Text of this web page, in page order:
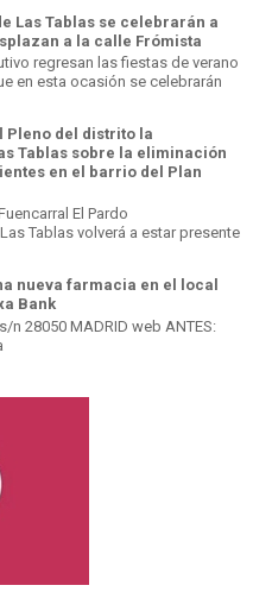
Las Tablas se celebrarán a
a la calle Frómista
regresan las fiestas de verano
en esta ocasión se celebrarán
Pleno del distrito la
Tablas sobre la eliminación
en el barrio del Plan
El Pardo
Tablas volverá a estar presente
nueva farmacia en el local
Bank
n 28050 MADRID web ANTES: